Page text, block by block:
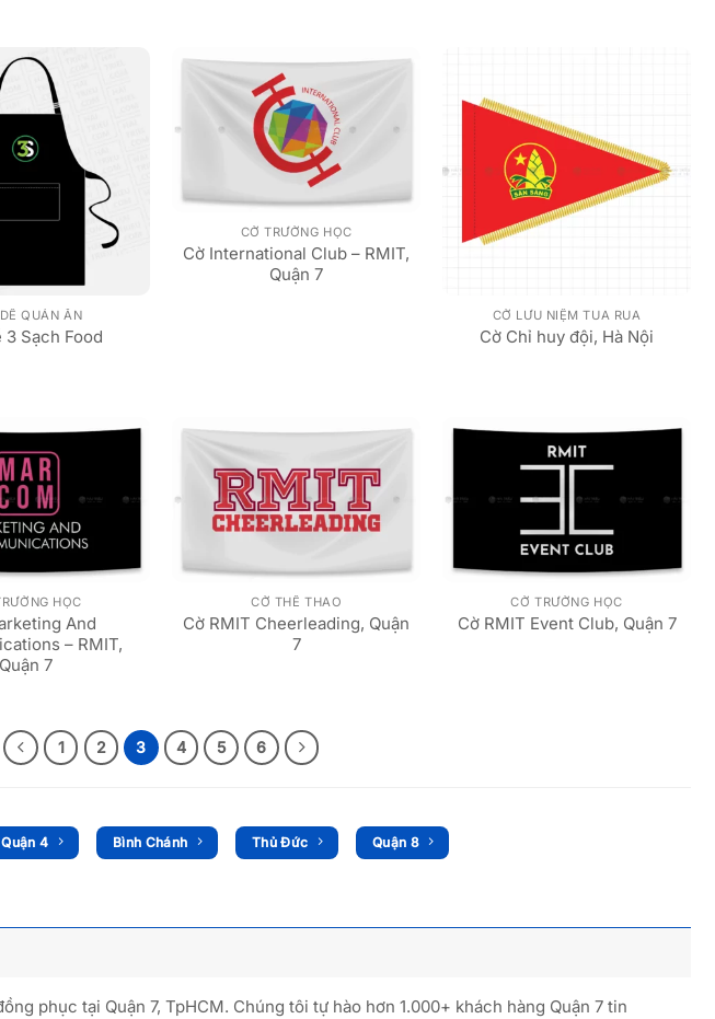
QUÁN ĂN
3 Sạch Food
CỜ TRƯỜNG HỌC
Cờ International Club – RMIT,
Quận 7
CỜ LƯU NIỆM TUA RUA
Cờ Chỉ huy đội, Hà Nội
HỌC
And
– RMIT,
Quận 7
CỜ THỂ THAO
Cờ RMIT Cheerleading, Quận
7
CỜ TRƯỜNG HỌC
Cờ RMIT Event Club, Quận 7
1 2 3 4 5 6
Quận 4 Bình Chánh Thủ Đức Quận 8
phục tại Quận 7, TpHCM. Chúng tôi tự hào hơn 1.000+ khách hàng Quận 7 tin